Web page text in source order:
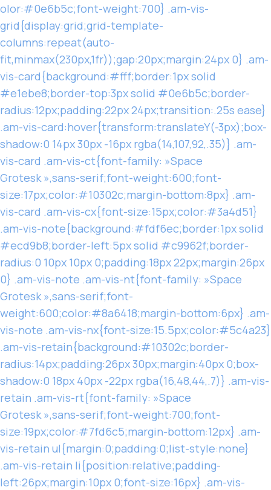
olor:#0e6b5c;font-weight:700} .am-vis-
grid{display:grid;grid-template-
columns:repeat(auto-
fit,minmax(230px,1fr));gap:20px;margin:24px 0} .am-
vis-card{background:#fff;border:1px solid
#e1ebe8;border-top:3px solid #0e6b5c;border-
radius:12px;padding:22px 24px;transition:.25s ease}
.am-vis-card:hover{transform:translateY(-3px);box-
shadow:0 14px 30px -16px rgba(14,107,92,.35)} .am-
vis-card .am-vis-ct{font-family: »Space
Grotesk »,sans-serif;font-weight:600;font-
size:17px;color:#10302c;margin-bottom:8px} .am-
vis-card .am-vis-cx{font-size:15px;color:#3a4d51}
.am-vis-note{background:#fdf6ec;border:1px solid
#ecd9b8;border-left:5px solid #c9962f;border-
radius:0 10px 10px 0;padding:18px 22px;margin:26px
0} .am-vis-note .am-vis-nt{font-family: »Space
Grotesk »,sans-serif;font-
weight:600;color:#8a6418;margin-bottom:6px} .am-
vis-note .am-vis-nx{font-size:15.5px;color:#5c4a23}
.am-vis-retain{background:#10302c;border-
radius:14px;padding:26px 30px;margin:40px 0;box-
shadow:0 18px 40px -22px rgba(16,48,44,.7)} .am-vis-
retain .am-vis-rt{font-family: »Space
Grotesk »,sans-serif;font-weight:700;font-
size:19px;color:#7fd6c5;margin-bottom:12px} .am-
vis-retain ul{margin:0;padding:0;list-style:none}
.am-vis-retain li{position:relative;padding-
left:26px;margin:10px 0;font-size:16px} .am-vis-